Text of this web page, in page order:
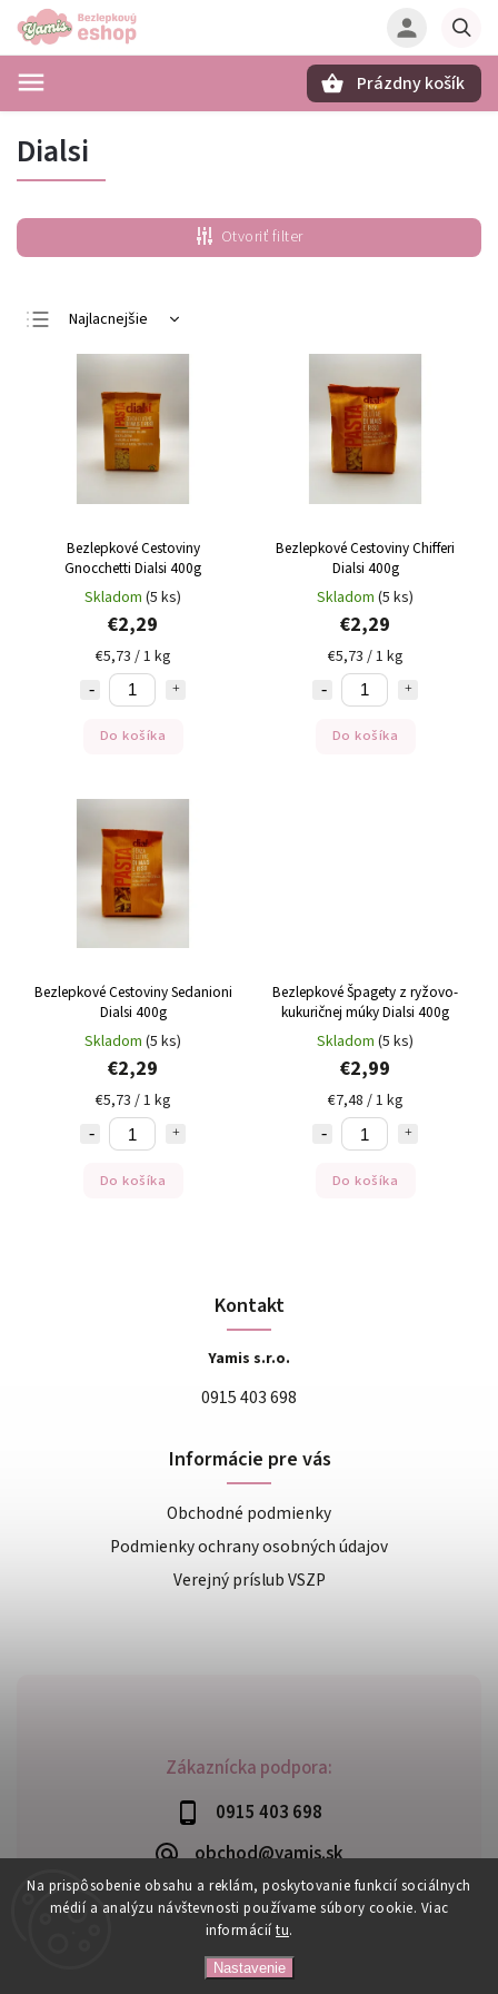
Na prispôsobenie obsahu a reklám, poskytovanie funkcií sociálnych
médií a analýzu návštevnosti používame súbory cookie. Viac
informácií tu.
Nastavenie
Prázdny košík
Dialsi
Otvoriť filter
Najlacnejšie
Najdrahšie
Najpredávanejšie
Abecedne
Bezlepkové Cestoviny
Gnocchetti Dialsi 400g
Skladom (5 ks)
€2,29
€5,73 / 1 kg
Do košíka
Bezlepkové Cestoviny Chifferi
Dialsi 400g
Skladom (5 ks)
€2,29
€5,73 / 1 kg
Do košíka
Bezlepkové Cestoviny Sedanioni
Dialsi 400g
Skladom (5 ks)
€2,29
€5,73 / 1 kg
Do košíka
Bezlepkové Špagety z ryžovo-
kukuričnej múky Dialsi 400g
Skladom (5 ks)
€2,99
€7,48 / 1 kg
Do košíka
Zákaznícka podpora:
0915 403 698
obchod@yamis.sk
Kontakt
Yamis s.r.o.
0915 403 698
Informácie pre vás
Obchodné podmienky
Podmienky ochrany osobných údajov
Verejný príslub VSZP
Copyright 2026Yamis. Všetky práva vyhradené.
Upraviť nastavenie cookies